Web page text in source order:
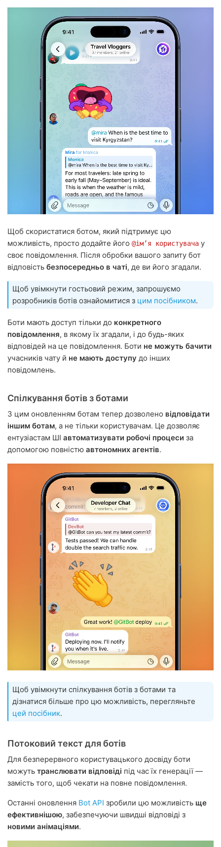
Щоб скористатися ботом, який підтримує цю
можливість, просто додайте його @імʼя користувача у
своє повідомлення. Після обробки вашого запиту бот
відповість безпосередньо в чаті, де ви його згадали.
Щоб увімкнути гостьовий режим, запрошуємо
розробників ботів ознайомитися з цим посібником.
Боти мають доступ тільки до конкретного
повідомлення, в якому їх згадали, і до будь-яких
відповідей на це повідомлення. Боти не можуть бачити
учасників чату й не мають доступу до інших
повідомлень.
Спілкування ботів з ботами
З цим оновленням ботам тепер дозволено відповідати
іншим ботам, а не тільки користувачам. Це дозволяє
ентузіастам ШІ автоматизувати робочі процеси за
допомогою повністю автономних агентів.
Щоб увімкнути спілкування ботів з ботами та
дізнатися більше про цю можливість, перегляньте
цей посібник.
Потоковий текст для ботів
Для безперервного користувацького досвіду боти
можуть транслювати відповіді під час їх генерації —
замість того, щоб чекати на повне повідомлення.
Останні оновлення Bot API зробили цю можливість ще
ефективнішою, забезпечуючи швидші відповіді з
новими анімаціями.